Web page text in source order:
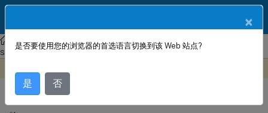
NetScalerConsole 本地部署
NetScaler 应用交付管理 14.1
StyleBook 配置
Web 应用防火墙 StyleBook
×
是否要使用您的浏览器的首选语言切换到该 Web 站点?
是 否